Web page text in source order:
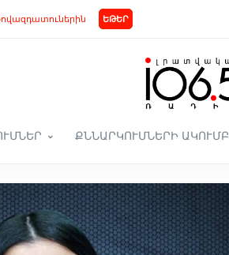
ԵԹԵՐ
ՔՆՆԱՐԿՈՒՄՆԵՐԻ ԱԿՈՒՄԲ